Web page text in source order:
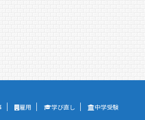
雇用 学び直し 中学受験